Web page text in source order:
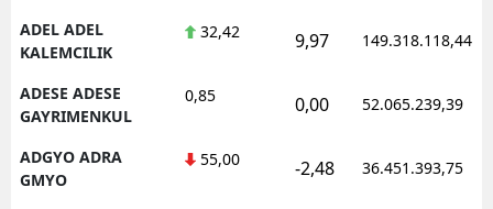
ADEL ADEL
KALEMCILIK
32,42 9,97 149.318.118,44
ADESE ADESE
GAYRIMENKUL
0,85 0,00 52.065.239,39
ADGYO ADRA
GMYO
55,00 -2,48 36.451.393,75